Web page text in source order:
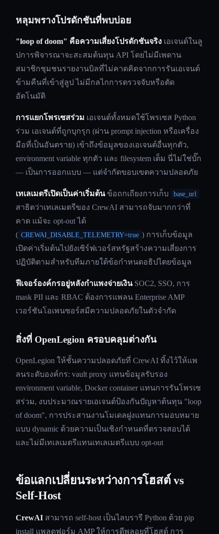
หลุมพรางโปรดักชันที่พบบ่อย
"loop of doom" คือความเสี่ยงโปรดักชันจริง เอเจนต์ในลู
ปการพิจารณาจะสะสมต้นทุน API โดยไม่มีเพดาน
สมาชิกชุมชนรายงานบิลที่ไม่คาดคิดจากการรันเอเจนต์
ข้ามคืนที่เข้าสู่ลูป ไม่มีกลไกการตรวจจับหรือตัด
อัตโนมัติ
การแยกโพรเซสร่วม เอเจนต์ทั้งหมดใช้โพรเซส Python
ร่วม เอเจนต์ที่ถูกบุกรุก (ผ่าน prompt injection หรือเครื่อง
มือที่เป็นอันตราย) เข้าถึงข้อมูลของเอเจนต์อื่นทุกตัว,
environment variable ทุกตัว และ filesystem เต็ม นี่ไม่ใช่บั๊ก
— เป็นการออกแบบ — แต่จำกัดขอบเขตความปลอดภัย
เทเลเมตรีเปิดเป็นค่าเริ่มต้นข้อถกเถียงการเก็บ base_url
สาธิตว่าเทเลเมตรีของ CrewAI สามารถจับมากกว่าที่
คาด แม้จะ opt-out ได้
( CREWAI_DISABLE_TELEMETRY=true ) การเก็บข้อมูล
เปิดค่าเริ่มต้นไปยังเซิร์ฟเวอร์สหรัฐสร้างความเสี่ยงการ
ปฏิบัติตามสำหรับทีมภายใต้ข้อกำหนดอธิปไตยข้อมูล
ฟีเจอร์องค์กรอยู่หลังกำแพงจ่ายเงินSOC2, SSO, การ
mask PII และ RBAC ต้องการแพลน Enterprise AMP
เวอร์ชันโอเพนซอร์สมีความปลอดภัยในตัวจำกัด
สิ่งที่ OpenLegion ครอบคลุมต่างกัน
OpenLegion ให้ชั้นความปลอดภัยที่ CrewAI ทิ้งไว้ให้แพ
ลนระดับองค์กร: vault proxy แทนข้อมูลรับรอง
environment variable, Docker container แทนการรันโพรเซ
สร่วม, งบประมาณรายเอเจนต์ป้องกันปัญหาต้นทุน "loop
of doom", การประสานงานโมเดลฝูงแทนการมอบหมาย
แบบ dynamic ด้วยความเป็นเชิงกำหนดที่ตรวจสอบได้
และไม่มีเทเลเมตรีแทนเทเลเมตรีแบบ opt-out
ข้อแลกเปลี่ยนระหว่างการโฮสต์ vs
Self-Host
CrewAI สามารถ self-host เป็นไลบรารี Python ด้วย pip
install แพลตฟอร์ม AMP ให้การดีพลอยที่โฮสต์ การ